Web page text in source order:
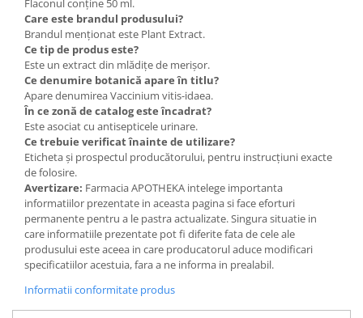
Flaconul conține 50 ml.
Care este brandul produsului?
Brandul menționat este Plant Extract.
Ce tip de produs este?
Este un extract din mlădițe de merișor.
Ce denumire botanică apare în titlu?
Apare denumirea Vaccinium vitis-idaea.
În ce zonă de catalog este încadrat?
Este asociat cu antisepticele urinare.
Ce trebuie verificat înainte de utilizare?
Eticheta și prospectul producătorului, pentru instrucțiuni exacte
de folosire.
Avertizare: Farmacia APOTHEKA intelege importanta
informatiilor prezentate in aceasta pagina si face eforturi
permanente pentru a le pastra actualizate. Singura situatie in
care informatiile prezentate pot fi diferite fata de cele ale
produsului este aceea in care producatorul aduce modificari
specificatiilor acestuia, fara a ne informa in prealabil.
Informatii conformitate produs